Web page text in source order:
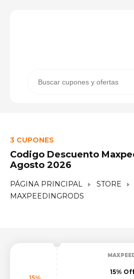
3 CUPONES
Codigo Descuento
Agosto 2026
PÁGINA PRINCIPAL
STORE
MAXPEEDINGRODS
15%